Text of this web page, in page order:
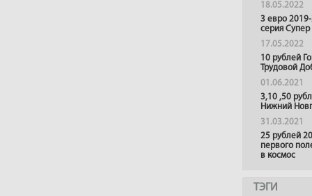
18.05.2022
3 евро
серия
17.05.2022
10 рублей
Трудовой
01.06.2021
3,10 ,50
Нижний
31.03.2021
25 рублей
первого
в космос
ТЭГИ